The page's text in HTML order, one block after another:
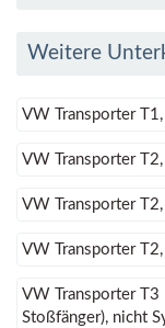
Weitere
VW Transporter
VW Transporter
VW Transporter
VW Transporter
VW Transporter T3
Stoßfänger), nicht